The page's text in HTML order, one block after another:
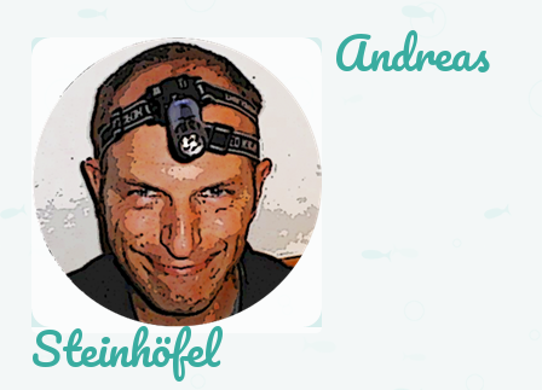
Andreas
Steinhöfel